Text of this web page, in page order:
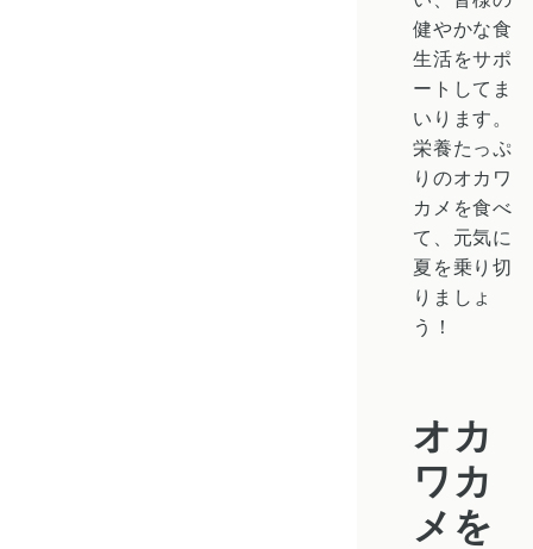
健やかな食
生活をサポ
ートしてま
いります。
栄養たっぷ
りのオカワ
カメを食べ
て、元気に
夏を乗り切
りましょ
う！
オカ
ワカ
メを